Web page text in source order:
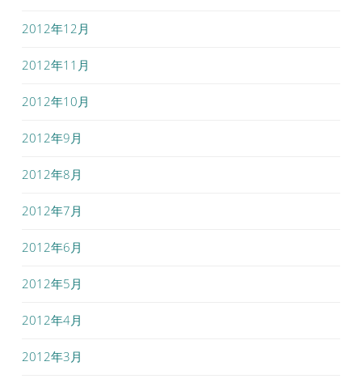
2012年12月
2012年11月
2012年10月
2012年9月
2012年8月
2012年7月
2012年6月
2012年5月
2012年4月
2012年3月